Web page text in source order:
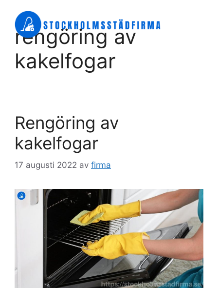
innehållrengöring av
kakelfogar
Rengöring av
kakelfogar
17 augusti 2022 av firma